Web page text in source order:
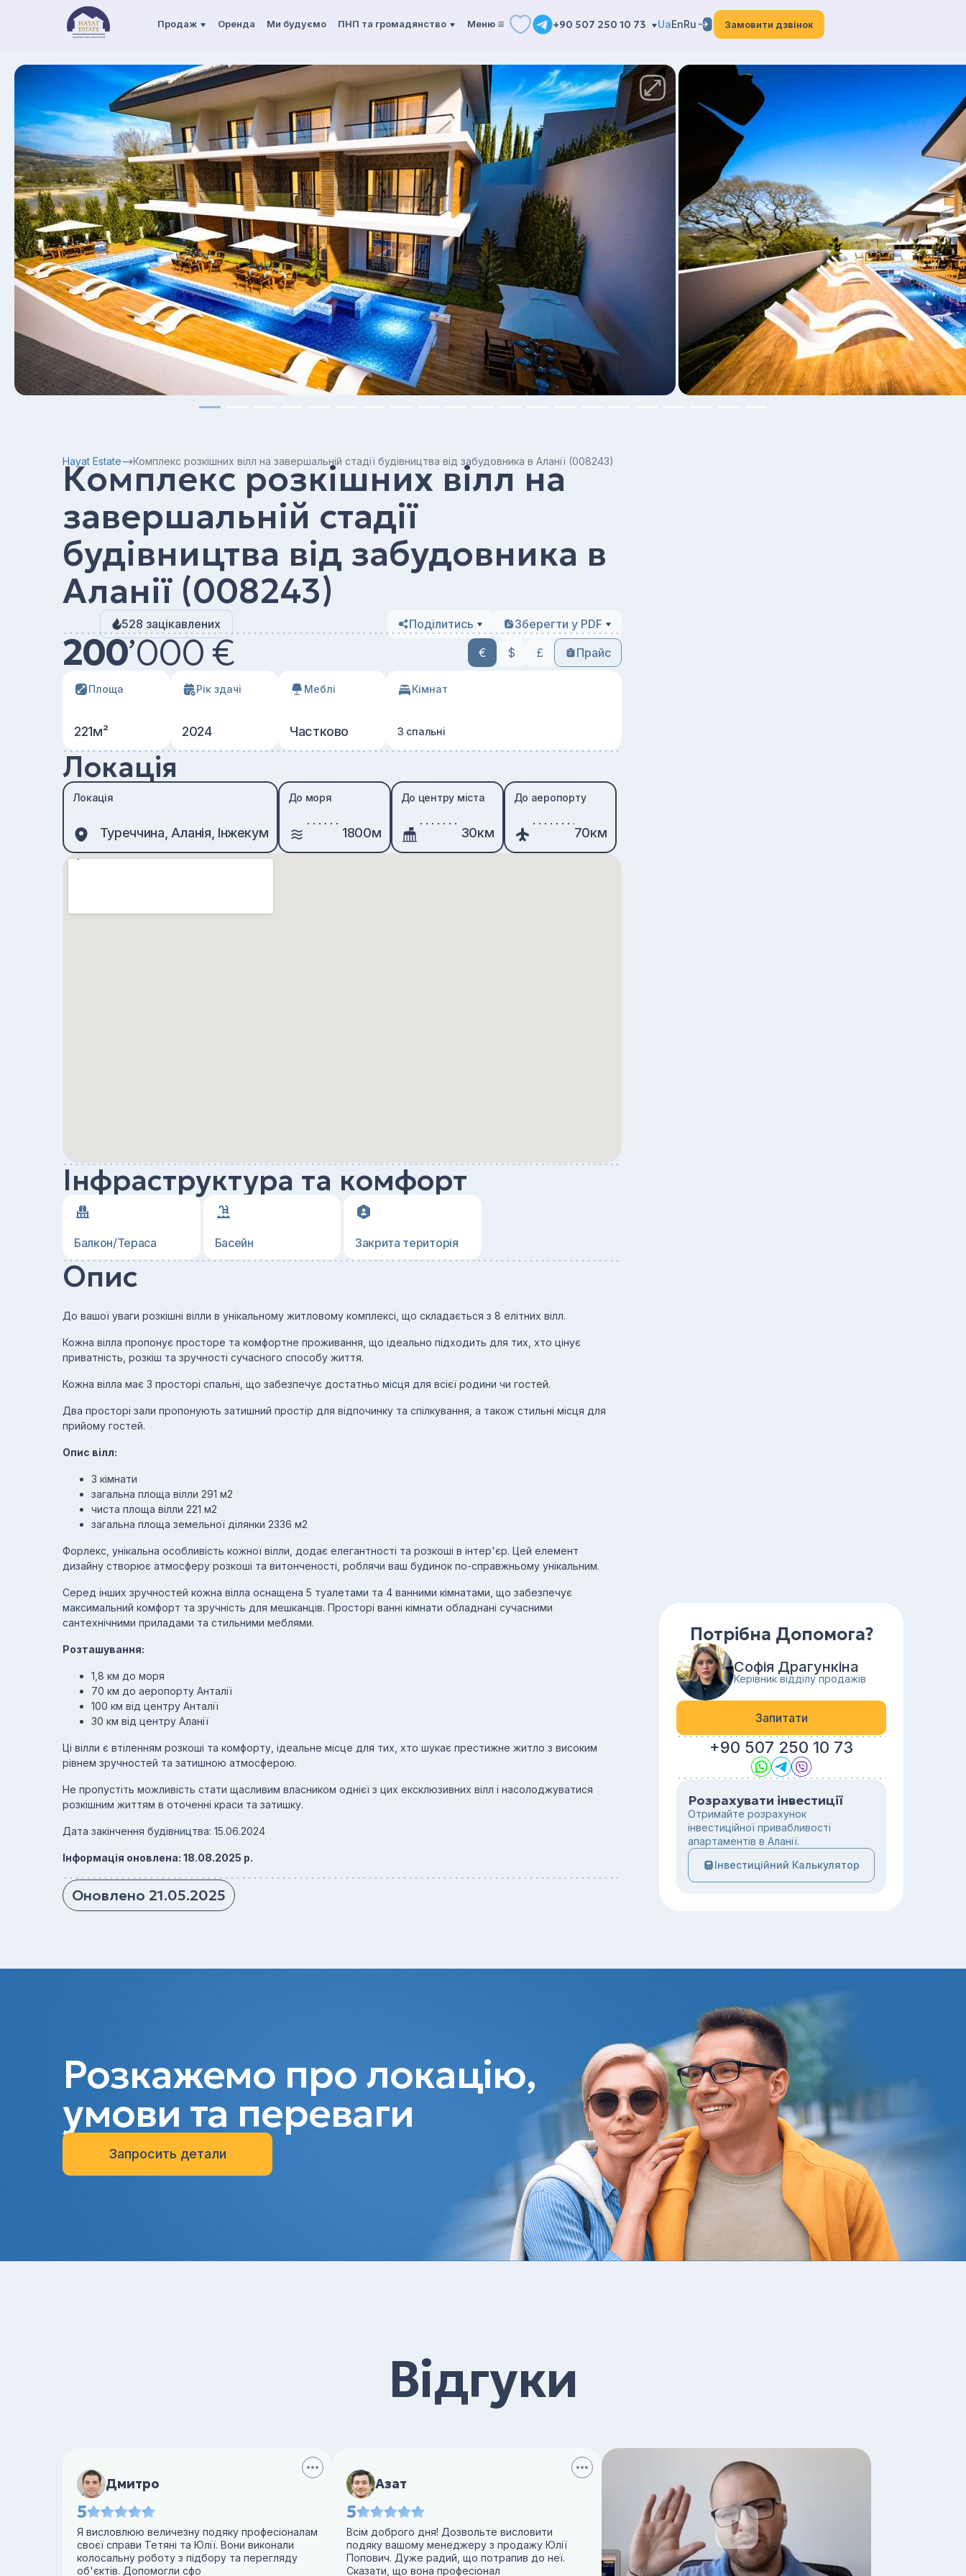
Продаж Оренда Ми будуємо ПНП та громадянство Mеню +90 507 250 10 73 UaEnRu Замовити дзвінок
Hayat Estate Комплекс розкішних вілл на завершальній стадії будівництва від забудовника в Аланії (008243)
Комплекс розкішних вілл на
завершальній стадії
будівництва від забудовника в
Аланії (008243)
528 зацікавлених Поділитись Зберегти у PDF
200’000 € € $ £ Прайс
Площа
221м²
Рік здачі
2024
Меблі
Частково
Кімнат
3 спальні
Локація
Локація
Туреччина, Аланія, Інжекум
До моря
1800м
До центру міста
30км
До аеропорту
70км
Інфраструктура та комфорт
Балкон/Тераса Басейн Закрита територія
Опис
До вашої уваги розкішні вілли в унікальному житловому комплексі, що складається з 8 елітних вілл.
Кожна вілла пропонує просторе та комфортне проживання, що ідеально підходить для тих, хто цінує
приватність, розкіш та зручності сучасного способу життя.
Кожна вілла має 3 просторі спальні, що забезпечує достатньо місця для всієї родини чи гостей.
Два просторі зали пропонують затишний простір для відпочинку та спілкування, а також стильні місця для
прийому гостей.
Опис вілл:
3 кімнати
загальна площа вілли 291 м2
чиста площа вілли 221 м2
загальна площа земельної ділянки 2336 м2
Форлекс, унікальна особливість кожної вілли, додає елегантності та розкоші в інтер'єр. Цей елемент
дизайну створює атмосферу розкоші та витонченості, роблячи ваш будинок по-справжньому унікальним.
Серед інших зручностей кожна вілла оснащена 5 туалетами та 4 ванними кімнатами, що забезпечує
максимальний комфорт та зручність для мешканців. Просторі ванні кімнати обладнані сучасними
сантехнічними приладами та стильними меблями.
Розташування:
1,8 км до моря
70 км до аеропорту Анталії
100 км від центру Анталії
30 км від центру Аланії
Ці вілли є втіленням розкоші та комфорту, ідеальне місце для тих, хто шукає престижне житло з високим
рівнем зручностей та затишною атмосферою.
Не пропустіть можливість стати щасливим власником однієї з цих ексклюзивних вілл і насолоджуватися
розкішним життям в оточенні краси та затишку.
Дата закінчення будівництва: 15.06.2024
Інформація оновлена: 18.08.2025 р.
Оновлено 21.05.2025
Потрібна Допомога?
Софія Драгункіна
Керівник відділу продажів
Запитати
+90 507 250 10 73
Розрахувати інвестиції
Отримайте розрахунок
інвестиційної привабливості
апартаментів в Аланії.
Інвестиційний Калькулятор
Розкажемо про локацію,
умови та переваги
Запросить детали
Відгуки
Дмитро
5
Я висловлюю величезну подяку професіоналам
своєї справи Тетяні та Юлії. Вони виконали
колосальну роботу з підбору та перегляду
об'єктів. Допомогли сфо
Азат
5
Всім доброго дня! Дозвольте висловити
подяку вашому менеджеру з продажу Юлії
Попович. Дуже радий, що потрапив до неї.
Сказати, що вона професіонал